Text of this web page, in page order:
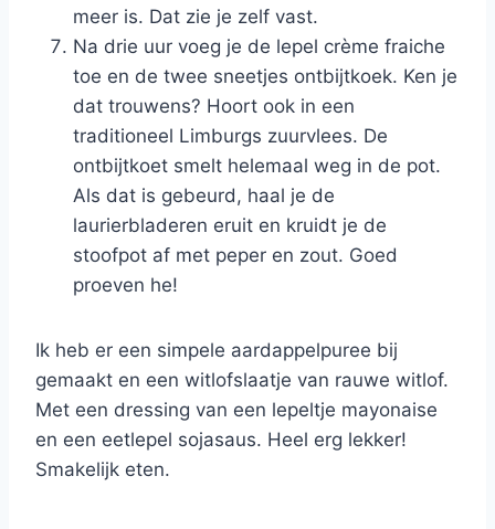
meer is. Dat zie je zelf vast.
Na drie uur voeg je de lepel crème fraiche
toe en de twee sneetjes ontbijtkoek. Ken je
dat trouwens? Hoort ook in een
traditioneel Limburgs zuurvlees. De
ontbijtkoet smelt helemaal weg in de pot.
Als dat is gebeurd, haal je de
laurierbladeren eruit en kruidt je de
stoofpot af met peper en zout. Goed
proeven he!
Ik heb er een simpele aardappelpuree bij
gemaakt en een witlofslaatje van rauwe witlof.
Met een dressing van een lepeltje mayonaise
en een eetlepel sojasaus. Heel erg lekker!
Smakelijk eten.